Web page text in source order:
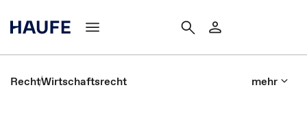
RechtWirtschaftsrecht mehr